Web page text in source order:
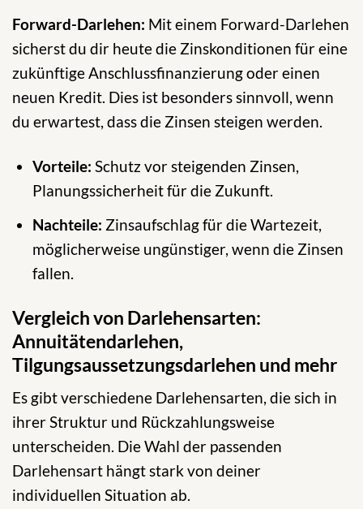
Forward-Darlehen: Mit einem Forward-Darlehen
sicherst du dir heute die Zinskonditionen für eine
zukünftige Anschlussfinanzierung oder einen
neuen Kredit. Dies ist besonders sinnvoll, wenn
du erwartest, dass die Zinsen steigen werden.
Vorteile: Schutz vor steigenden Zinsen,
Planungssicherheit für die Zukunft.
Nachteile: Zinsaufschlag für die Wartezeit,
möglicherweise ungünstiger, wenn die Zinsen
fallen.
Vergleich von Darlehensarten:
Annuitätendarlehen,
Tilgungsaussetzungsdarlehen und mehr
Es gibt verschiedene Darlehensarten, die sich in
ihrer Struktur und Rückzahlungsweise
unterscheiden. Die Wahl der passenden
Darlehensart hängt stark von deiner
individuellen Situation ab.